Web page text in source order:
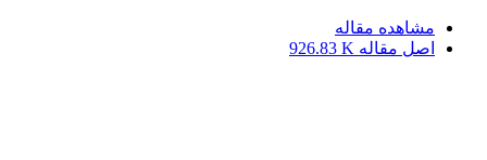
مشاهده مقاله
اصل مقاله 926.83 K